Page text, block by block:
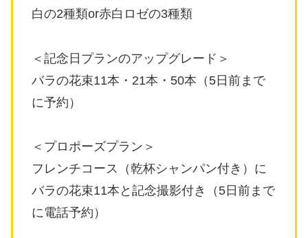
白の2種類or赤白ロゼの3種類
＜記念日プランのアップグレード＞
バラの花束11本・21本・50本（5日前まで
に予約）
＜プロポーズプラン＞
フレンチコース（乾杯シャンパン付き）に
バラの花束11本と記念撮影付き（5日前まで
に電話予約）